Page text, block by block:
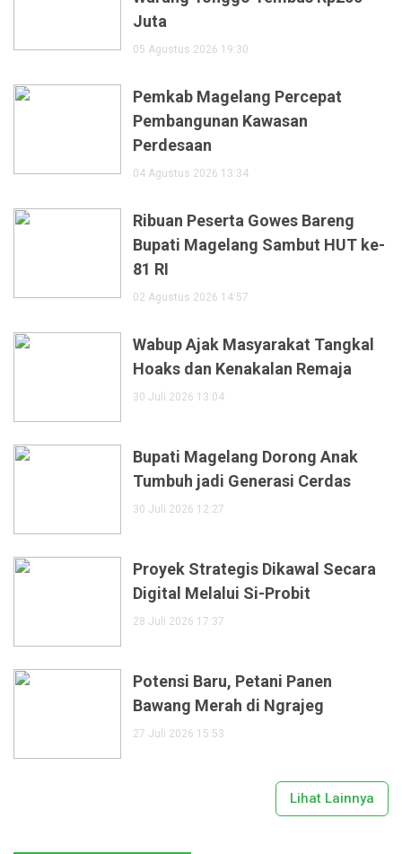
Juta
05 Agustus 2026 19:30
Pemkab Magelang Percepat
Pembangunan Kawasan
Perdesaan
04 Agustus 2026 13:34
Ribuan Peserta Gowes Bareng
Bupati Magelang Sambut HUT ke-
81 RI
02 Agustus 2026 14:57
Wabup Ajak Masyarakat Tangkal
Hoaks dan Kenakalan Remaja
30 Juli 2026 13:04
Bupati Magelang Dorong Anak
Tumbuh jadi Generasi Cerdas
30 Juli 2026 12:27
Proyek Strategis Dikawal Secara
Digital Melalui Si-Probit
28 Juli 2026 17:37
Potensi Baru, Petani Panen
Bawang Merah di Ngrajeg
27 Juli 2026 15:53
Lihat Lainnya